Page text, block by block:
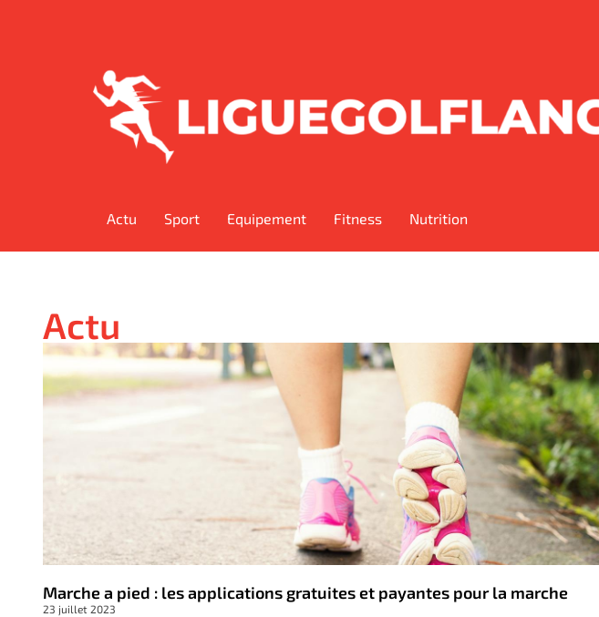
Actu Sport Equipement Fitness Nutrition
Actu
Marche a pied : les applications gratuites et payantes pour la marche
23 juillet 2023